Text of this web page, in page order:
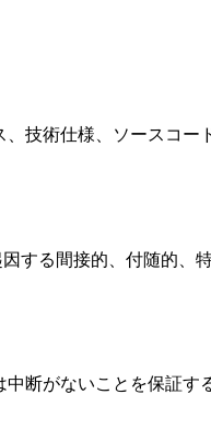
技術仕様、ソースコー
する間接的、付随的、
断がないことを保証す